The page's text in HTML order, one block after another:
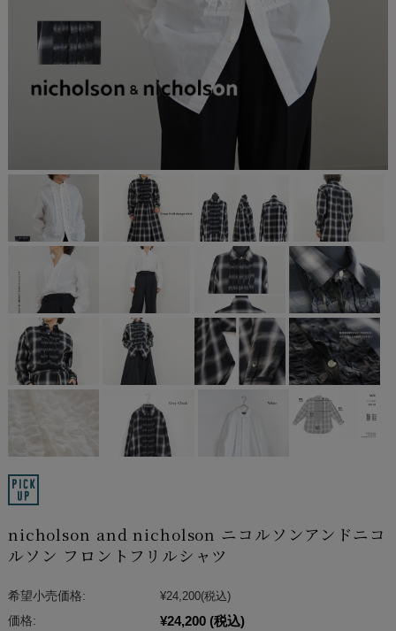
nicholson and nicholson ニコルソンアンドニコ
ルソン フロントフリルシャツ
希望小売価格: ¥24,200(税込)
価格:
¥24,200 (税込)